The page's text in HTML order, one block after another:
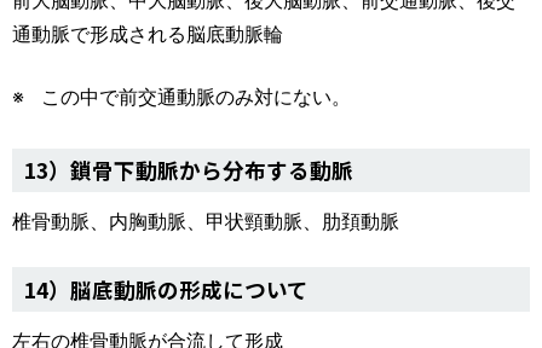
通動脈で形成される脳底動脈輪
この中で前交通動脈のみ対にない。
13）鎖骨下動脈から分布する動脈
椎骨動脈、内胸動脈、甲状頸動脈、肋頚動脈
14）脳底動脈の形成について
左右の椎骨動脈が合流して形成